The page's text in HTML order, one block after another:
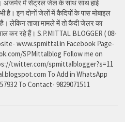
। अजमेर में सेंट्रल जेल के साथ साथ हाई
है। इन दोनों जेलों में कैदियों के पास मोबाइल
लेकिन ताजा मामले में तो कैदी जेलर का
कर रहे हैं। S.P.MITTAL BLOGGER ( 08-
www.spmittal.in Facebook Page-
SPMittalblog Follow me on
twitter.com/spmittalblogger?s=11
To Add in WhatsApp
To Contact- 9829071511